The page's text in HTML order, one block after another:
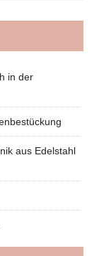
in der
aus Edelstahl